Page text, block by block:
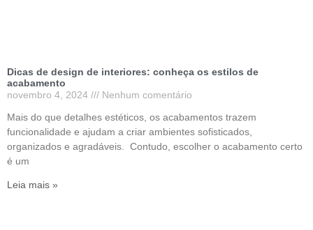
Dicas de design de interiores: conheça os estilos de
acabamento
novembro 4, 2024
Nenhum comentário
Mais do que detalhes estéticos, os acabamentos trazem
funcionalidade e ajudam a criar ambientes sofisticados,
organizados e agradáveis. Contudo, escolher o acabamento certo
é um
Leia mais »